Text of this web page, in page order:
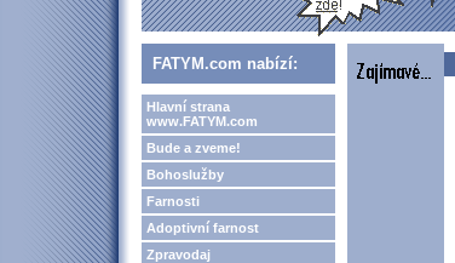
FATYM.com nabízí:
Hlavní strana
www.FATYM.com
Bude a zveme!
Bohoslužby
Farnosti
Adoptivní farnost
Zpravodaj